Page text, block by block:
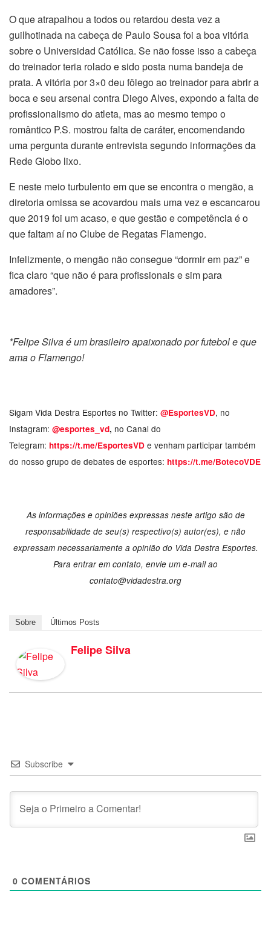
O que atrapalhou a todos ou retardou desta vez a
guilhotinada na cabeça de Paulo Sousa foi a boa vitória
sobre o Universidad Católica. Se não fosse isso a cabeça
do treinador teria rolado e sido posta numa bandeja de
prata. A vitória por 3×0 deu fôlego ao treinador para abrir a
boca e seu arsenal contra Diego Alves, expondo a falta de
profissionalismo do atleta, mas ao mesmo tempo o
romântico P.S. mostrou falta de caráter, encomendando
uma pergunta durante entrevista segundo informações da
Rede Globo lixo.
E neste meio turbulento em que se encontra o mengão, a
diretoria omissa se acovardou mais uma vez e escancarou
que 2019 foi um acaso, e que gestão e competência é o
que faltam aí no Clube de Regatas Flamengo.
Infelizmente, o mengão não consegue “dormir em paz” e
fica claro “que não é para profissionais e sim para
amadores”.
*Felipe Silva é um brasileiro apaixonado por futebol e que
ama o Flamengo!
Sigam Vida Destra Esportes no Twitter: @EsportesVD, no
Instagram: @esportes_vd, no Canal do
Telegram: https://t.me/EsportesVD e venham participar também
do nosso grupo de debates de esportes: https://t.me/BotecoVDE
As informações e opiniões expressas neste artigo são de
responsabilidade de seu(s) respectivo(s) autor(es), e não
expressam necessariamente a opinião do Vida Destra Esportes.
Para entrar em contato, envie um e-mail ao
contato@vidadestra.org
Sobre Últimos Posts
Felipe Silva
Subscribe
0 COMENTÁRIOS